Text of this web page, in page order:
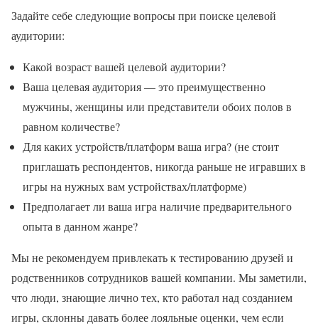
Задайте себе следующие вопросы при поиске целевой
аудитории:
Какой возраст вашей целевой аудитории?
Ваша целевая аудитория — это преимущественно
мужчины, женщины или представители обоих полов в
равном количестве?
Для каких устройств/платформ ваша игра? (не стоит
приглашать респондентов, никогда раньше не игравших в
игры на нужных вам устройствах/платформе)
Предполагает ли ваша игра наличие предварительного
опыта в данном жанре?
Мы не рекомендуем привлекать к тестированию друзей и
родственников сотрудников вашей компании. Мы заметили,
что люди, знающие лично тех, кто работал над созданием
игры, склонны давать более лояльные оценки, чем если